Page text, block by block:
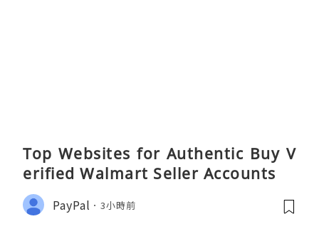
Top Websites for Authentic Buy V
erified Walmart Seller Accounts
PayPal 3小時前